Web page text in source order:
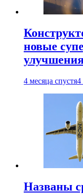
новые
4 месяца спустя4
Названы